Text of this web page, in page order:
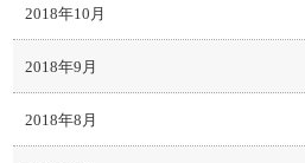
2018年10月
2018年9月
2018年8月